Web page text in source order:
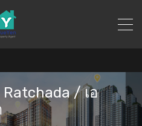
Ratchada / เอ